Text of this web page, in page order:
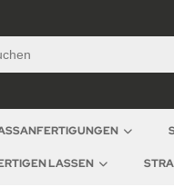
LASSEN